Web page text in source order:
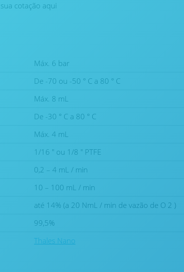
cotação aqui
Máx. 6 bar
De -70 ou -50 ° C a 80 ° C
Máx. 8 mL
De -30 ° C a 80 ° C
Máx. 4 mL
1/16 ″ ou 1/8 ″ PTFE
0,2 – 4 mL / min
10 – 100 mL / min
até 14% (a 20 NmL / min de vazão de O 2 )
99,5%
Thales Nano